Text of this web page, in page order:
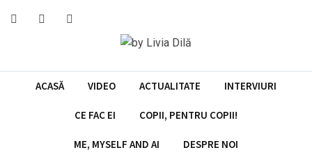
ACASĂ VIDEO ACTUALITATE INTERVIURI
CE FAC EI COPII, PENTRU COPII!
ME, MYSELF AND AI DESPRE NOI